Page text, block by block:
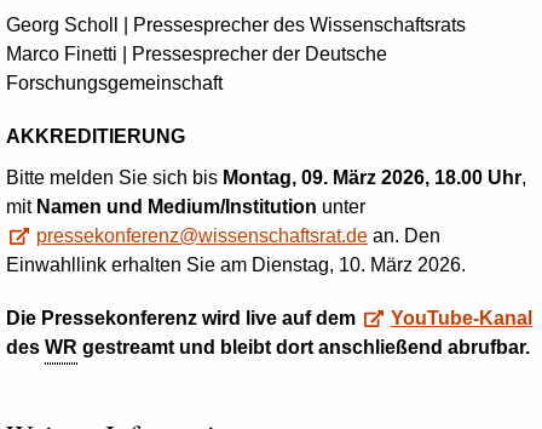
Georg Scholl | Pressesprecher des Wissenschaftsrats
Marco Finetti | Pressesprecher der Deutsche
Forschungsgemeinschaft
AKKREDITIERUNG
Bitte melden Sie sich bis Montag, 09. März 2026, 18.00 Uhr,
mit Namen und Medium/Institution unter
pressekonferenz@wissenschaftsrat.de an. Den
Einwahllink erhalten Sie am Dienstag, 10. März 2026.
Die Pressekonferenz wird live auf dem
YouTube-Kanal
des WR gestreamt und bleibt dort anschließend abrufbar.